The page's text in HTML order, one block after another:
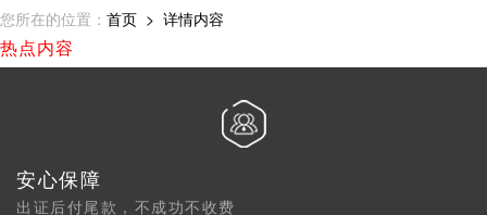
您所在的位置： 首页 > 详情内容
热点内容
安心保障
出证后付尾款，不成功不收费